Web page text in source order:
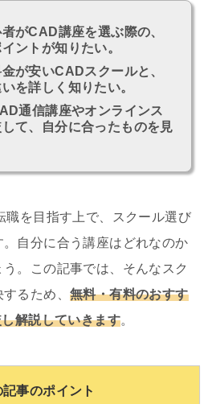
がCAD講座を選ぶ際の、
ントが知りたい。
が安いCADスクールと、
を詳しく知りたい。
通信講座やオンラインス
て、自分に合ったものを見
職を目指す上で、スクール選び
自分に合う講座はどれなのか
。この記事では、そんなスク
るため、 無料・有料のおすす
解説していきます。
記事のポイント